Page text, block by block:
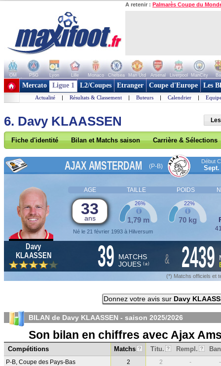
A retenir : Palmarès Coupe du
OM PSG Lyon Lille Monaco Chelsea Man Utd Arsenal Liverpool ManCity
+ de clubs
Mercato Ligue 1 L2/Coupes Etranger Coupe d'Europe Les
Actualité | Résultats & Classement | Buteurs | Calendrier |
6. Davy KLAASSEN
Fiche d'identité Bilan et Matchs saison Carrière & Sélections
AJAX AMSTERDAM (P-B)
Début
Sept.
AGE TAILLE POIDS
33
ans
Né le 21 février 1993 à Hilversum
1,79 m
26%
70 kg
22%
Davy
KLAASSEN
39 MATCHS
JOUES (*) & 2439
(*) Matchs officiels et
Donnez votre avis sur Davy
BILAN de Davy KLAASSEN - saison 2025/2026
Son bilan en chiffres avec Ajax
Compétitions Matchs ? Titu. ? Rempl. ?
P-B, Coupe des Pays-Bas 2 2 -
-